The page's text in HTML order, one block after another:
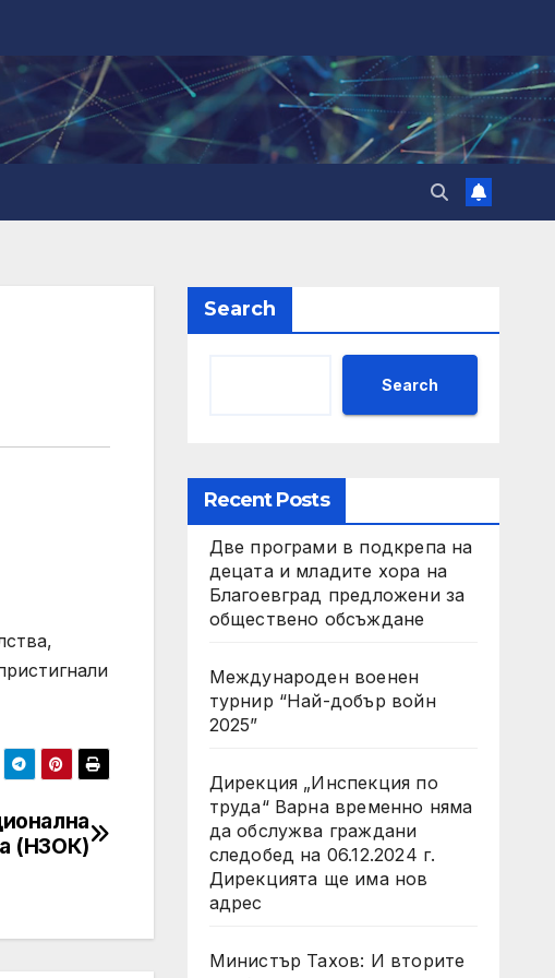
(НЗОК)
Search
Search
Recent Posts
Две програми в подкрепа на
децата и младите хора на
Благоевград предложени за
обществено обсъждане
Международен военен
турнир “Най-добър войн
2025”
Дирекция „Инспекция по
труда“ Варна временно няма
да обслужва граждани
следобед на 06.12.2024 г.
Дирекцията ще има нов
адрес
Министър Тахов: И вторите